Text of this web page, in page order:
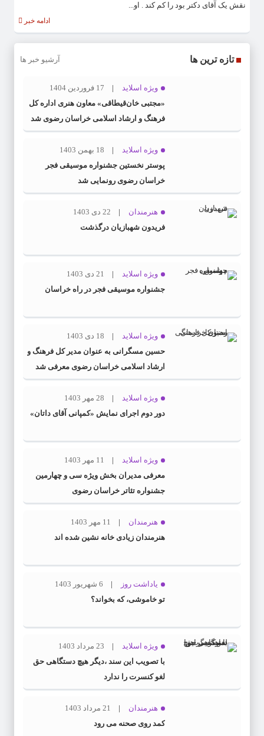
نقش یک آقای دکتر بود را کم کند . او...
ادامه خبر
تازه ترین ها آرشیو خبر ها
ویژه اسلاید
17 فروردین 1404
«مجتبی خان‌قیطاقی» معاون هنری اداره کل
فرهنگ و ارشاد اسلامی خراسان رضوی شد
ویژه اسلاید
18 بهمن 1403
پوستر نخستین جشنواره موسیقی فجر
خراسان رضوی رونمایی شد
هنرمندان
22 دی 1403
فریدون شهبازیان درگذشت
ویژه اسلاید
21 دی 1403
جشنواره موسیقی فجر در راه خراسان
ویژه اسلاید
18 دی 1403
حسین مسگرانی به عنوان مدیر کل فرهنگ و
ارشاد اسلامی خراسان رضوی معرفی شد
ویژه اسلاید
28 مهر 1403
دور دوم اجرای نمایش «کمپانی آقای داتان»
ویژه اسلاید
11 مهر 1403
معرفی مدیران بخش ویژه سی و چهارمین
جشنواره تئاتر خراسان رضوی
هنرمندان
11 مهر 1403
هنرمندان زیادی خانه نشین شده اند
یاداشت روز
6 شهریور 1403
تو خاموشی، که بخواند؟
ویژه اسلاید
23 مرداد 1403
با تصویب این سند ،دیگر هیچ دستگاهی حق
لغو کنسرت را ندارد
هنرمندان
21 مرداد 1403
کمد روی صحنه می رود